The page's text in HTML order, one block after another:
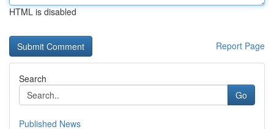
HTML is disabled
Report Page
Search
Go
Published News